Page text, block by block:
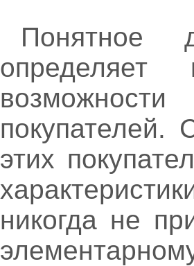
Понятное
определяет
покупателей.
этих
никогда не